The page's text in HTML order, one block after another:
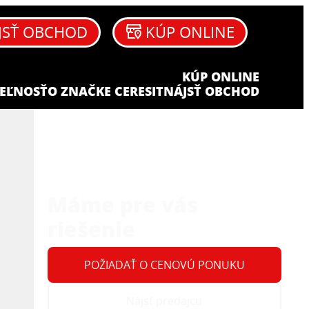
O ZNAČKE CERESITNÁJSŤ OBCHOD
KÚP ONLINE
OBCHOD KÚP ONLINE
POŽIADAŤ O CENOVÚ PONUKU